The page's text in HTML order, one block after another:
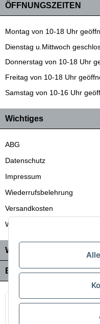
ÖFFNUNGSZEITEN
Montag von 10-18 Uhr
Dienstag u.Mittwoch
Donnerstag von 10-18 Uhr
Freitag von 10-18 Uhr
Samstag von 10-16 Uhr
Wichtiges
ABG
Datenschutz
Impressum
Wiederrufsbelehrung
Versandkosten
Wir liefern auch in die Schweiz
Wo Sie uns finden
Bezahlung & Versand